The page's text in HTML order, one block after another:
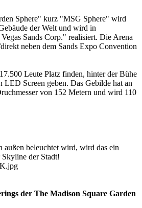
Sphere" kurz "MSG Sphere" wird
der Welt und wird in
Sands Corp." realisiert. Die Arena
neben dem Sands Expo Convention
Leute Platz finden, hinter der Bühe
LED Screen geben. Das Gebilde hat an
von 152 Metern und wird 110
außen beleuchtet wird, wird das ein
der Stadt!
der The Madison Square Garden